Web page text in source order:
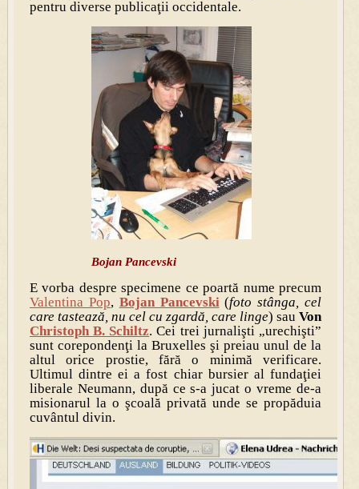
pentru diverse publicaţii occidentale.
Bojan Pancevski
E vorba despre specimene ce poartă nume precum
Valentina Pop, Bojan Pancevski(foto stânga, cel
care tastează, nu cel cu zgardă, care linge) sauVon
Christoph B. Schiltz. Cei trei jurnalişti „urechişti”
sunt corepondenţi la Bruxelles şi preiau unul de la
altul orice prostie, fără o minimă verificare.
Ultimul dintre ei a fost chiar bursier al fundaţiei
liberale Neumann, după ce s-a jucat o vreme de-a
misionarul la o şcoală privată unde se propăduia
cuvântul divin.